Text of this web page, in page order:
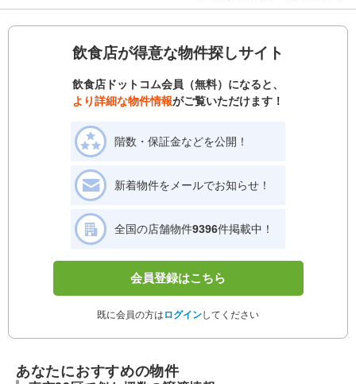
飲食店が得意な物件探しサイト
飲食店ドットコム会員（無料）になると、
より詳細な物件情報がご覧いただけます！
階数・保証金などを公開！
新着物件をメールでお知らせ！
全国の店舗物件9396件掲載中！
会員登録はこちら
既に会員の方は ログインしてください
あなたにおすすめの物件